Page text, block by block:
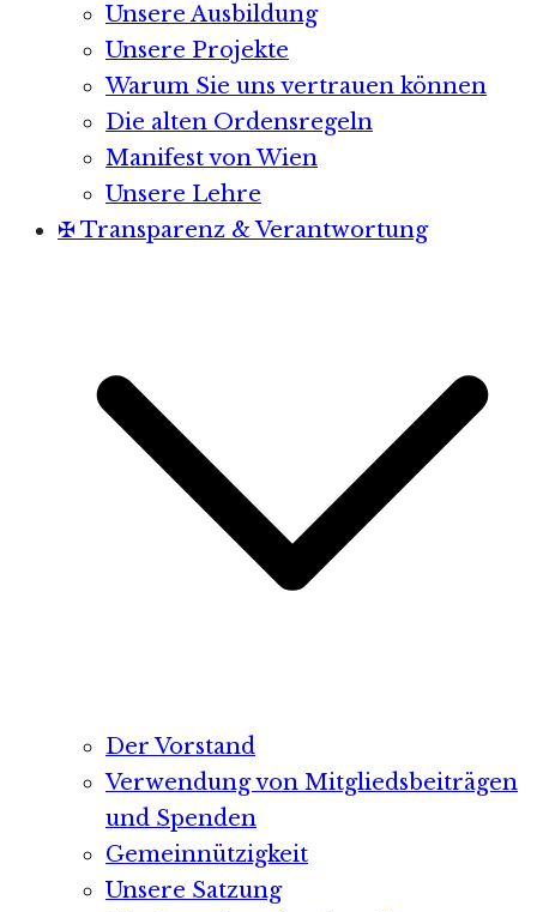
Unsere Ausbildung
Unsere Projekte
Warum Sie uns vertrauen können
Die alten Ordensregeln
Manifest von Wien
Unsere Lehre
✠ Transparenz & Verantwortung
Der Vorstand
Verwendung von Mitgliedsbeiträgen
und Spenden
Gemeinnützigkeit
Unsere Satzung